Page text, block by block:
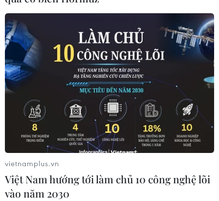
Thúc đẩy tiêu thụ hàng hóa nông sản sang
thị trường Trung Quốc
vietnamplus.vn
Việt Nam hướng tới làm chủ 10 công nghệ lõi
vào năm 2030